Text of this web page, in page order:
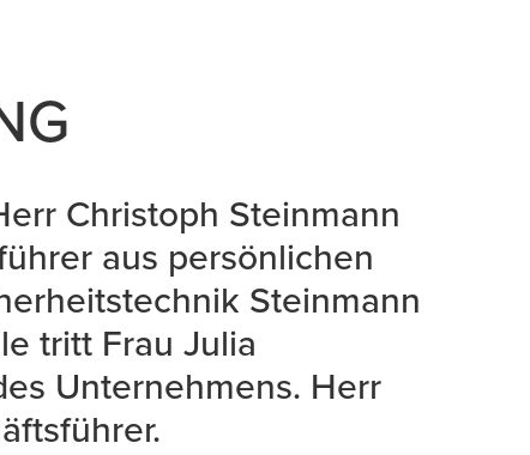
Christoph Steinmann
aus persönlichen
Steinmann
tritt Frau Julia
Unternehmens. Herr